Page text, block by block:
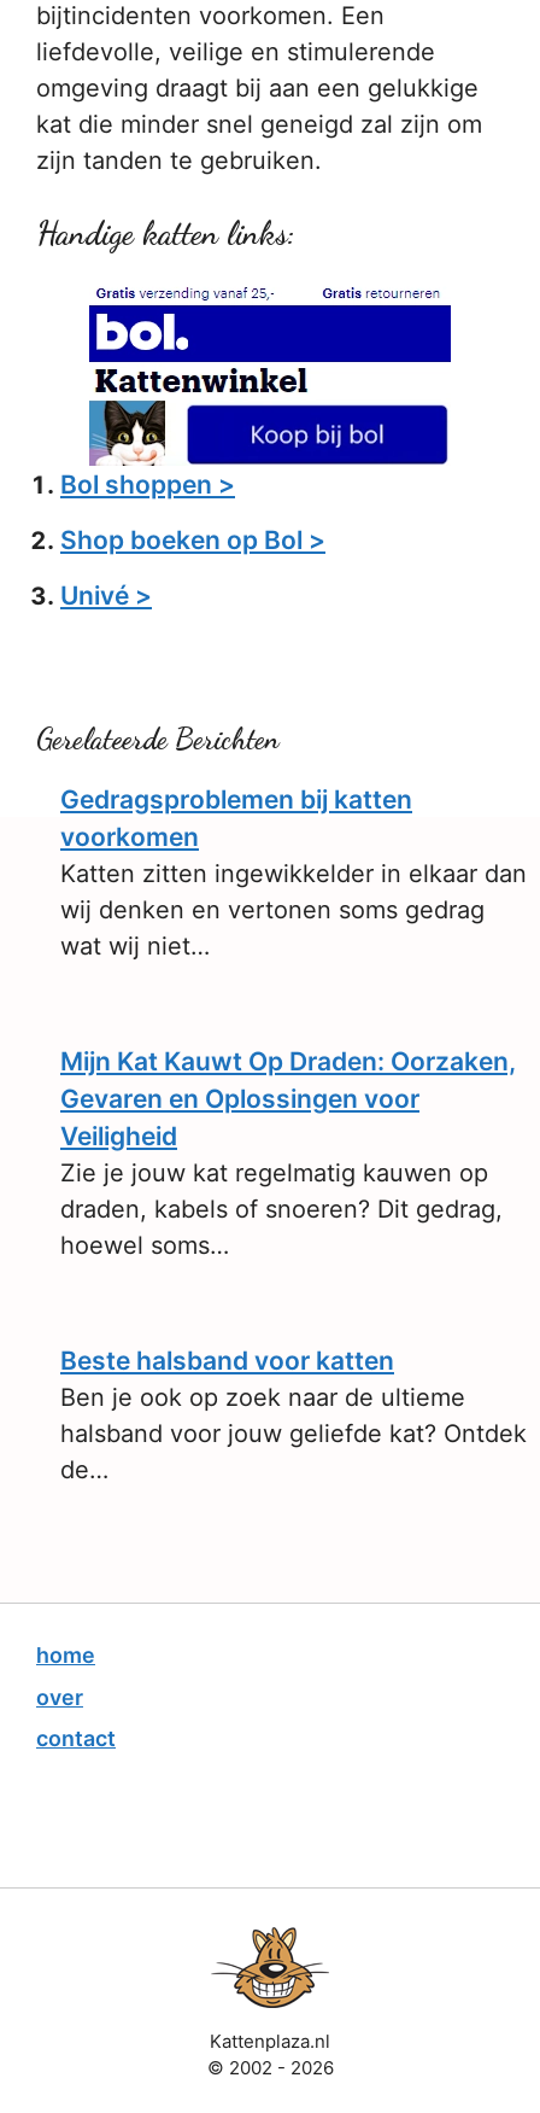
bijtincidenten voorkomen. Een
liefdevolle, veilige en stimulerende
omgeving draagt bij aan een gelukkige
kat die minder snel geneigd zal zijn om
zijn tanden te gebruiken.
Handige katten links:
Bol shoppen >
Shop boeken op Bol >
Univé >
Gerelateerde Berichten
Gedragsproblemen bij katten
voorkomen
Katten zitten ingewikkelder in elkaar dan
wij denken en vertonen soms gedrag
wat wij niet…
Mijn Kat Kauwt Op Draden: Oorzaken,
Gevaren en Oplossingen voor
Veiligheid
Zie je jouw kat regelmatig kauwen op
draden, kabels of snoeren? Dit gedrag,
hoewel soms…
Beste halsband voor katten
Ben je ook op zoek naar de ultieme
halsband voor jouw geliefde kat? Ontdek
de…
home
over
contact
Kattenplaza.nl
© 2002 - 2026